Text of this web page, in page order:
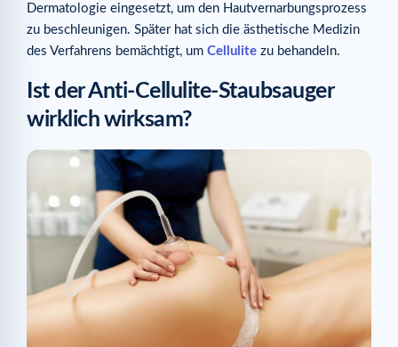
Dermatologie eingesetzt, um den Hautvernarbungsprozess
zu beschleunigen. Später hat sich die ästhetische Medizin
des Verfahrens bemächtigt, um Cellulite zu behandeln.
Ist der Anti-Cellulite-Staubsauger
wirklich wirksam?